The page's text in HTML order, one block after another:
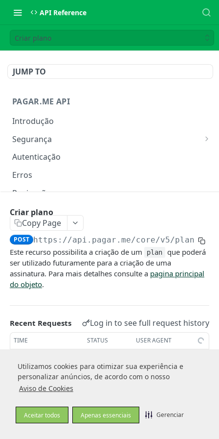
Utilizamos cookies para otimizar sua experiência e
personalizar anúncios, de acordo com o nosso
Aviso de Cookies
Aceitar todos Apenas essenciais Gerenciar
Utilizamos cookies para otimizar sua experiência e
personalizar anúncios, de acordo com o nosso
Aviso de Cookies
Aceitar todos Apenas essenciais Gerenciar
API Reference
Criar plano
JUMP TO
PAGAR.ME API
Introdução
Segurança
IP Allowlist
Rate Limit
Autenticação
Erros
Paginação
Metadata
Telefones
Entregas
Facilitadores de pagamento (Dados de
Subadquirente)
CARTEIRA DE CLIENTES
Clientes
Criar cliente
POST
Editar cliente
Listar clientes
Cartões
Obter cartão
Listar cartão
Editar cartão
Criar endereço
Obter endereço
Editar endereço
BIN
Obter informações do BIN
PAGAMENTOS
Visão Geral sobre Pagamento
Criar plano
Copy Page
POST https://api.pagar.me/core/v5/plans
Este recurso possibilita a criação de um plan
que poderá
ser utilizado futuramente para a criação de uma
assinatura. Para mais detalhes consulte a pagina principal
do objeto.
Recent Requests Log in to see full request history
TIME STATUS USER AGENT
Body Params
name string required
Nome do plano. Max: 64 caracteres.